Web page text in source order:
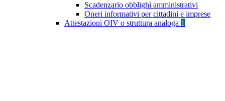
Scadenzario obblighi amministrativi
Oneri informativi per cittadini e imprese
Attestazioni OIV o struttura analoga 1